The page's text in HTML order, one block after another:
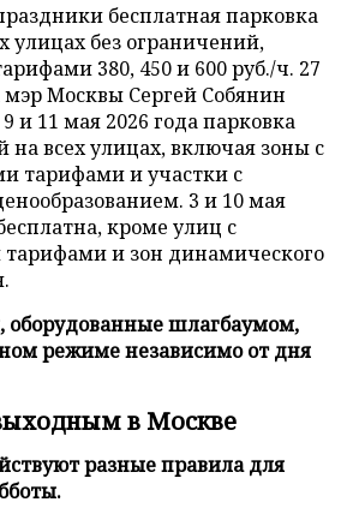
бесплатная парковка
улицах без ограничений,
380, 450 и 600 руб./ч. 27
мэр Москвы Сергей Собянин
и 11 мая 2026 года парковка
на всех улицах, включая зоны с
тарифами и участки с
3 и 10 мая
кроме улиц с
и зон динамического
оборудованные шлагбаумом,
режиме независимо от дня
в Москве
разные правила для